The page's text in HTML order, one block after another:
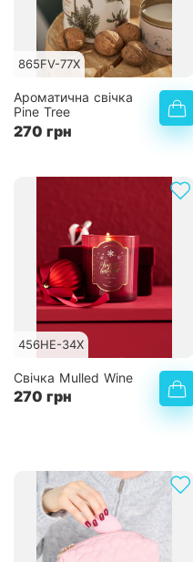
865FV-77X
Ароматична свічка
Pine Tree
270 грн
456HE-34X
Свічка Mulled Wine
270 грн